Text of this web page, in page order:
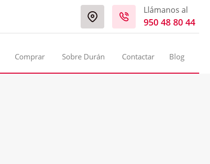
Llámanos al
950 48 80 44
Comprar Sobre Durán Contactar Blog